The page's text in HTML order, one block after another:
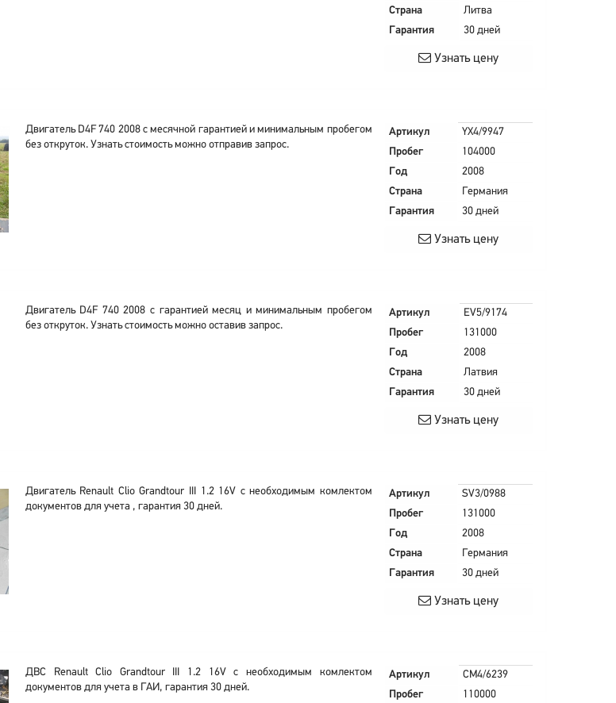
Страна
Литва
Гарантия
30 дней
Узнать цену
Двигатель D4F 740 2008 с месячной гарантией и минимальным пробегом
без откруток. Узнать стоимость можно отправив запрос.
Артикул
YX4/9947
Пробег
104000
Год
2008
Страна
Германия
Гарантия
30 дней
Узнать цену
Двигатель D4F 740 2008 с гарантией месяц и минимальным пробегом
без откруток. Узнать стоимость можно оставив запрос.
Артикул
EV5/9174
Пробег
131000
Год
2008
Страна
Латвия
Гарантия
30 дней
Узнать цену
Двигатель Renault Clio Grandtour III 1.2 16V с необходимым комлектом
документов для учета , гарантия 30 дней.
Артикул
SV3/0988
Пробег
131000
Год
2008
Страна
Германия
Гарантия
30 дней
Узнать цену
ДВС Renault Clio Grandtour III 1.2 16V с необходимым комлектом
документов для учета в ГАИ, гарантия 30 дней.
Артикул
CM4/6239
Пробег
110000